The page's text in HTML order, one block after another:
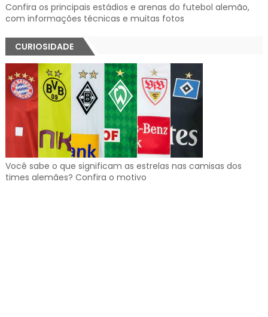
Confira os principais estádios e arenas do futebol alemão,
com informações técnicas e muitas fotos
CURIOSIDADE
Você sabe o que significam as estrelas nas camisas dos
times alemães? Confira o motivo